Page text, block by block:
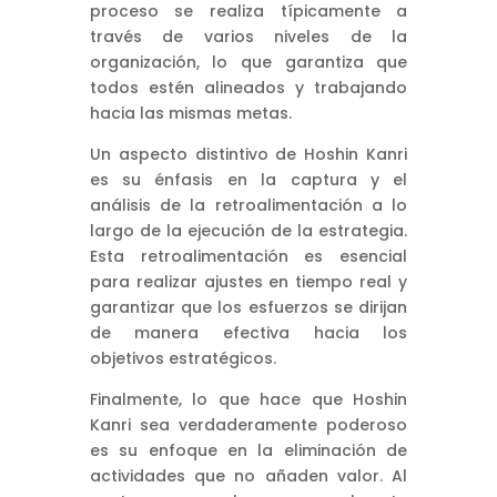
proceso se realiza típicamente a
través de varios niveles de la
organización, lo que garantiza que
todos estén alineados y trabajando
hacia las mismas metas.
Un aspecto distintivo de Hoshin Kanri
es su énfasis en la captura y el
análisis de la retroalimentación a lo
largo de la ejecución de la estrategia.
Esta retroalimentación es esencial
para realizar ajustes en tiempo real y
garantizar que los esfuerzos se dirijan
de manera efectiva hacia los
objetivos estratégicos.
Finalmente, lo que hace que Hoshin
Kanri sea verdaderamente poderoso
es su enfoque en la eliminación de
actividades que no añaden valor. Al